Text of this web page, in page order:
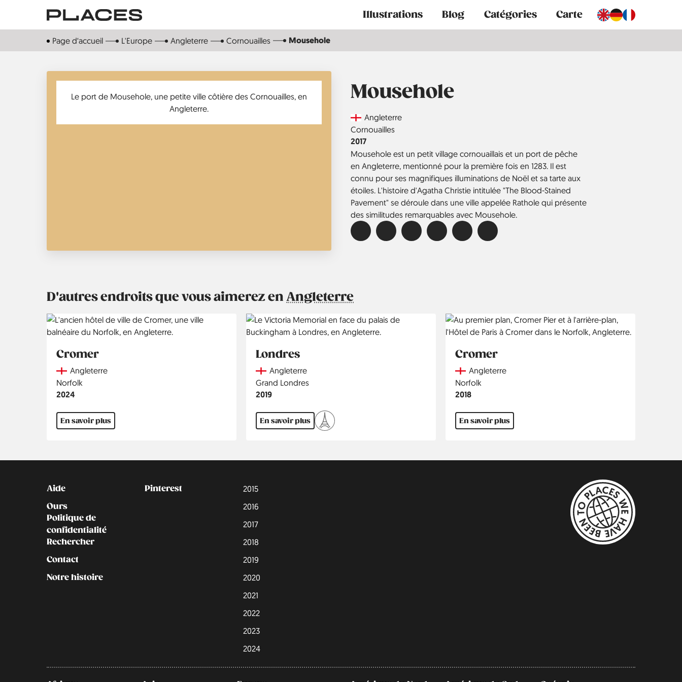
contenu
Main
navigation
Illustrations Blog Catégories Carte
Page d‘accueil L'Europe Angleterre Cornouailles Mousehole
Mousehole
CountryAngleterre
Région
Cornouailles
Année
2017
Mousehole est un petit village cornouaillais et un port de pêche
en Angleterre, mentionné pour la première fois en 1283. Il est
connu pour ses magnifiques illuminations de Noël et sa tarte aux
étoiles. L'histoire d'Agatha Christie intitulée "The Blood-Stained
Pavement" se déroule dans une ville appelée Rathole qui présente
des similitudes remarquables avec Mousehole.
D'autres endroits que vous aimerez en Angleterre
Cromer
CountryAngleterre
Région
Norfolk
Année
2024
En savoir plus
Londres
CountryAngleterre
Région
Grand Londres
Année
2019
En savoir plus
Cromer
CountryAngleterre
Région
Norfolk
Année
2018
En savoir plus
Kontakt
Aide
Ours
Politique de
confidentialité
Rechercher
Contact
Notre histoire
Social
Pinterest
2015
2016
2017
2018
2019
2020
2021
2022
2023
2024